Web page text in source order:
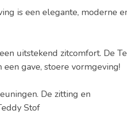
is een elegante, moderne
uitstekend zitcomfort. De
gave, stoere vormgeving!
De zitting en
Stof